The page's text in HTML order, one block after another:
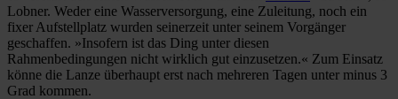
Lobner. Weder eine Wasserversorgung, eine Zuleitung, noch ein
fixer Aufstellplatz wurden seinerzeit unter seinem Vorgänger
geschaffen. »Insofern ist das Ding unter diesen
Rahmenbedingungen nicht wirklich gut einzusetzen.« Zum Einsatz
könne die Lanze überhaupt erst nach mehreren Tagen unter minus 3
Grad kommen.